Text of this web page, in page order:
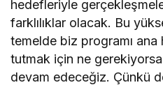
hedefleriyle
farklılıklar olacak. Bu
temelde biz programı ana
tutmak için ne
devam edeceğiz. Çünkü